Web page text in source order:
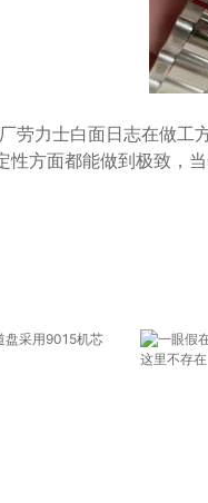
劳力士白面日志在做
性方面都能做到极致，